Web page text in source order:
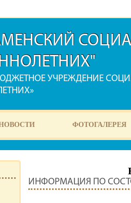
УЧРЕЖДЕНИЕ
ФОТОГАЛЕРЕЯ
ИНФОРМАЦИЯ ПО